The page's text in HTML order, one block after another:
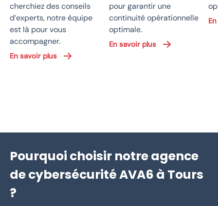
cherchiez des conseils
d’experts, notre équipe
est là pour vous
accompagner.
En savoir plus
pour garantir une
continuité opérationnelle
optimale.
En savoir plus
Pourquoi choisir notre agence
de cybersécurité AVA6 à Tours
?